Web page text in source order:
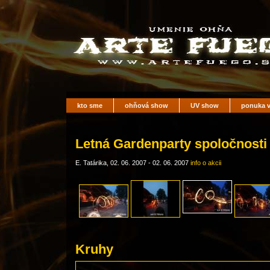
kto sme ohňová show UV show ponuka
Letná Gardenparty
E. Tatárika, 02. 06. 2007 - 02. 06. 2007 info o akcii
Kruhy